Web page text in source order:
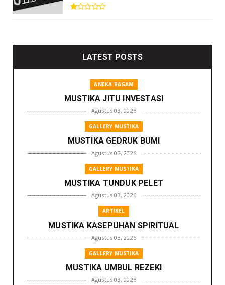
LATEST POSTS
ANEKA RAGAM
MUSTIKA JITU INVESTASI
Agustus 03, 2026
GALLERY MUSTIKA
MUSTIKA GEDRUK BUMI
Agustus 03, 2026
GALLERY MUSTIKA
MUSTIKA TUNDUK PELET
Agustus 03, 2026
ARTIKEL
MUSTIKA KASEPUHAN SPIRITUAL
Agustus 03, 2026
GALLERY MUSTIKA
MUSTIKA UMBUL REZEKI
Agustus 03, 2026